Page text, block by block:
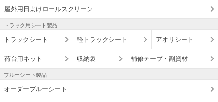
屋外用日よけロールスクリーン
トラック用シート製品
トラックシート 軽トラックシート アオリシート
荷台用ネット 収納袋 補修テープ・副資材
ブルーシート製品
オーダーブルーシート